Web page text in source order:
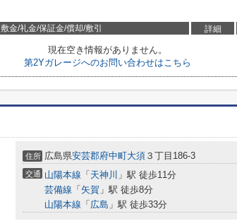
敷金/礼金/保証金/償却/敷引 詳細
現在空き情報がありません。
第2Yガレージへのお問い合わせはこちら
住所 広島県安芸郡府中町大須 ３丁目186-3
交通 山陽本線 「 天神川 」駅 徒歩11分
芸備線 「 矢賀 」駅 徒歩8分
山陽本線 「 広島 」駅 徒歩33分